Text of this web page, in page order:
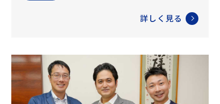
詳しく見る